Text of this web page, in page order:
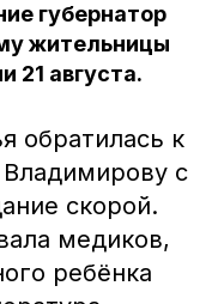
губернатор
жительницы
21 августа.
обратилась к
с
скорой.
медиков,
ребёнка